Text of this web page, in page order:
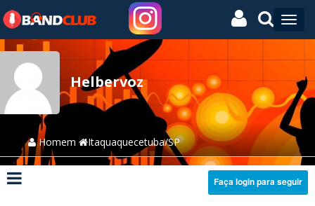
Helbervoz
Homem Itaquaquecetuba/SP
Faça login para seguir